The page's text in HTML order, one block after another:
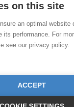
abgezogen werden.
7, PostFinance CHF
on this site
an optimal website
its performance. For
see our privacy policy.
ACCEPT